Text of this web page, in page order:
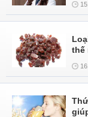
thế